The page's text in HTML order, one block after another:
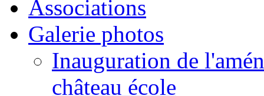
Associations
Galerie photos
Inauguration de
château école